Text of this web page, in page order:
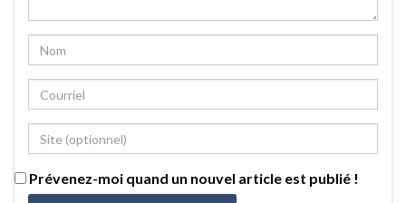
Prévenez-moi quand un nouvel article est publié !